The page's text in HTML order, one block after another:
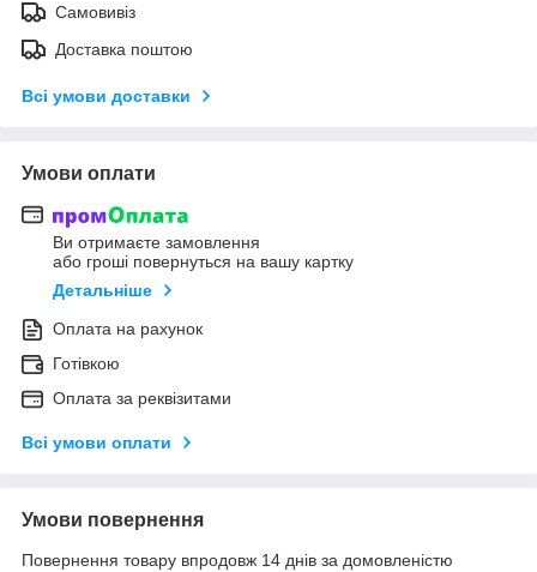
Самовивіз
Доставка поштою
Всі умови доставки
Умови оплати
Ви отримаєте замовлення
або гроші повернуться на вашу картку
Детальніше
Оплата на рахунок
Готівкою
Оплата за реквізитами
Всі умови оплати
Умови повернення
Повернення товару впродовж 14 днів за домовленістю